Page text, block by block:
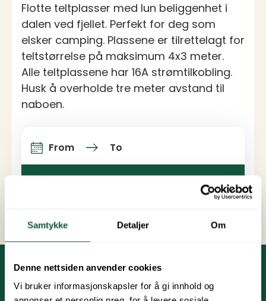
Samtykke Detaljer Om
Denne nettsiden anvender cookies
Vi bruker informasjonskapsler for å gi innhold og
Flotte teltplasser med lun beliggenhet i
dalen ved fjellet. Perfekt for deg som
elsker camping. Plassene er tilrettelagt for
teltstørrelse på maksimum 4x3 meter.
Alle teltplassene har 16A strømtilkobling.
Husk å overholde tre meter avstand til
naboen.
Arrival and departure
From To